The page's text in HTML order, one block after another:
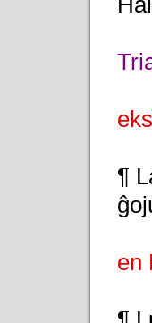
¶
en